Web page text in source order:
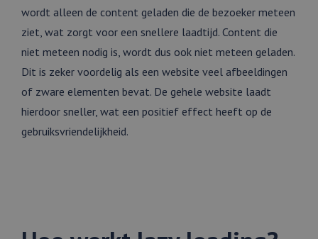
wordt alleen de content geladen die de bezoeker meteen
ziet, wat zorgt voor een snellere laadtijd. Content die
niet meteen nodig is, wordt dus ook niet meteen geladen.
Dit is zeker voordelig als een website veel afbeeldingen
of zware elementen bevat. De gehele website laadt
hierdoor sneller, wat een positief effect heeft op de
gebruiksvriendelijkheid.